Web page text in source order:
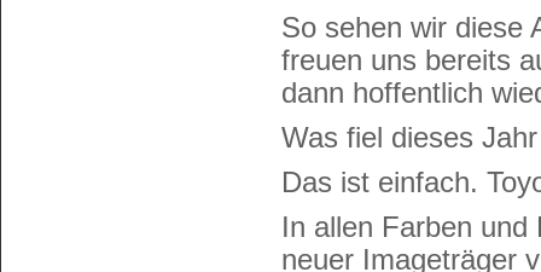
So sehen wir diese
freuen uns bereits
dann hoffentlich
Was fiel dieses
Das ist einfach.
In allen Farben
neuer Imageträger